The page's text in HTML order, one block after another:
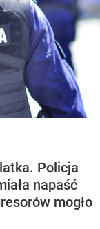
Policja
napaść
mogło